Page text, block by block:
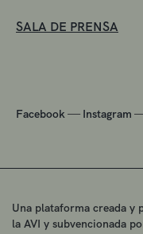
SALA DE PRENSA
Facebook — Instagram
Una plataforma creada y
la AVI y subvencionada